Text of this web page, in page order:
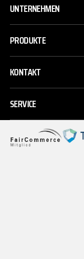
UNTERNEHMEN
PRODUKTE
KONTAKT
SERVICE